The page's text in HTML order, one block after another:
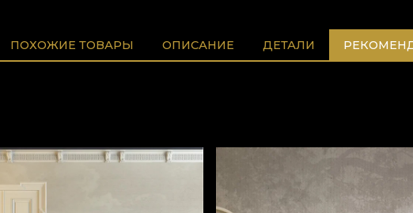
ПОХОЖИЕ ТОВАРЫ ОПИСАНИЕ ДЕТАЛИ